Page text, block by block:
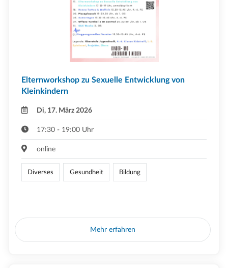
Elternworkshop zu Sexuelle Entwicklung von
Kleinkindern
Di, 17. März 2026
17:30 - 19:00 Uhr
online
Diverses Gesundheit Bildung
Mehr erfahren